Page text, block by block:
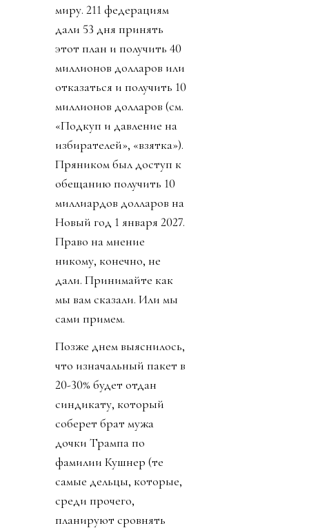
миру. 211 федерациям
дали 53 дня принять
этот план и получить 40
миллионов долларов или
отказаться и получить 10
миллионов долларов (см.
«Подкуп и давление на
избирателей», «взятка»).
Пряником был доступ к
обещанию получить 10
миллиардов долларов на
Новый год 1 января 2027.
Право на мнение
никому, конечно, не
дали. Принимайте как
мы вам сказали. Или мы
сами примем.
Позже днем выяснилось,
что изначальный пакет в
20-30% будет отдан
синдикату, который
соберет брат мужа
дочки Трампа по
фамилии Кушнер (те
самые дельцы, которые,
среди прочего,
планируют сровнять